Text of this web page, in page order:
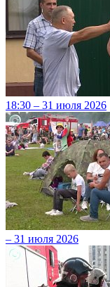
18:30 – 31 июля 2026
– 31 июля 2026